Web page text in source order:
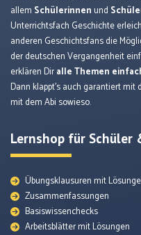
allem Schülerinnen und
Unterrichtsfach Geschichte
anderen Geschichtsfans die
der deutschen Vergangenheit
erklären Diralle Themen
Dann klappt’s auch garantiert mit
mit dem Abi sowieso.
Lernshop für Schüler
Übungsklausuren mit
Zusammenfassungen
Basiswissenchecks
Arbeitsblätter mit Lösungen